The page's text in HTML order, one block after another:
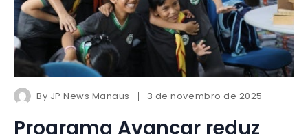
By JP News Manaus 3 de novembro de 2025
Programa Avançar reduz